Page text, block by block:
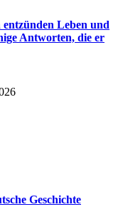
Leben und
Antworten, die er
Geschichte